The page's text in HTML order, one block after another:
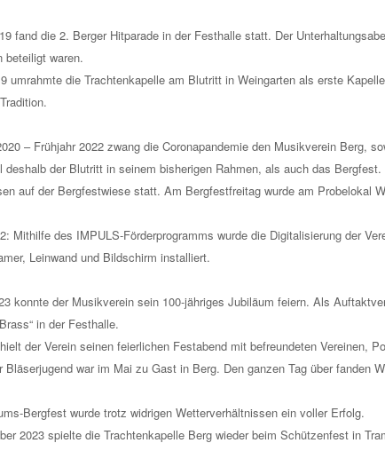
fand die 2. Berger Hitparade in der Festhalle statt. Der
beteiligt waren.
umrahmte die Trachtenkapelle am Blutritt in Weingarten als erste
– Frühjahr 2022 zwang die Coronapandemie den Musikverein Berg,
deshalb der Blutritt in seinem bisherigen Rahmen, als auch das
auf der Bergfestwiese statt. Am Bergfestfreitag wurde am Probelokal
Mithilfe des IMPULS-Förderprogramms wurde die Digitalisierung der
Leinwand und Bildschirm installiert.
konnte der Musikverein sein 100-jähriges Jubiläum feiern. Als
in der Festhalle.
der Verein seinen feierlichen Festabend mit befreundeten Vereinen,
Bläserjugend war im Mai zu Gast in Berg. Den ganzen Tag über
Bergfest wurde trotz widrigen Wetterverhältnissen ein voller Erfolg.
2023 spielte die Trachtenkapelle Berg wieder beim Schützenfest in